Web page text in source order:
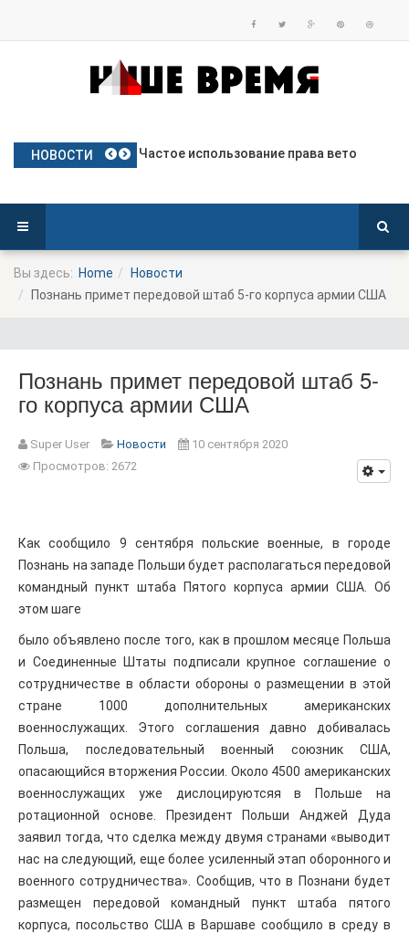
НОВОСТИ План Польши по предоставлению бе
Частое использование права вето
Польские яблоки готовятся к дебю
Посол Украины в Польше готовится
Польша опережает Германию по тем
Вы здесь: Home
Новости
Познань примет передовой штаб 5-го корпуса армии США
Познань примет передовой штаб 5-
го корпуса армии США
Super User Новости
10 сентября 2020
Просмотров: 2672
Как сообщило 9 сентября польские военные, в городе
Познань на западе Польши будет располагаться передовой
командный пункт штаба Пятого корпуса армии США. Об
этом шаге
было объявлено после того, как в прошлом месяце Польша
и Соединенные Штаты подписали крупное соглашение о
сотрудничестве в области обороны о размещении в этой
стране 1000 дополнительных американских
военнослужащих. Этого соглашения давно добивалась
Польша, последовательный военный союзник США,
опасающийся вторжения России. Около 4500 американских
военнослужащих уже дислоцируютсяя в Польше на
ротационной основе. Президент Польши Анджей Дуда
заявил тогда, что сделка между двумя странами «выводит
нас на следующий, еще более усиленный этап оборонного и
военного сотрудничества». Сообщив, что в Познани будет
размещен передовой командный пункт штаба пятого
корпуса, посольство США в Варшаве сообщило в среду в